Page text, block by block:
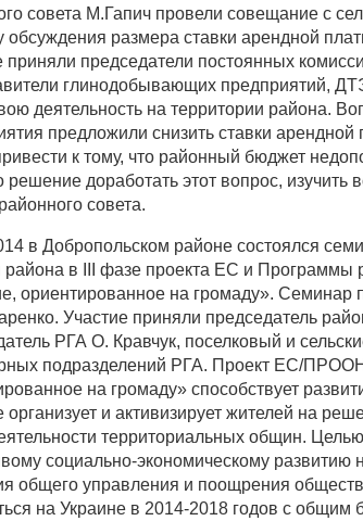
совета М.Гапич провели совещание с
обсуждения размера ставки арендной
приняли председатели постоянных
глинодобывающих предприятий,
деятельность на территории района.
предложили снизить ставки
к тому, что районный бюджет
решение доработать этот вопрос, изучить
совета.
в Добропольском районе состоялся
района в III фазе проекта ЕС и
ориентированное на громаду». Семинар
Участие приняли председатель
РГА О. Кравчук, поселковый и
подразделений РГА. Проект ЕС/
на громаду» способствует
организует и активизирует жителей на
территориальных общин.
социально-экономическому развитию
общего управления и поощрения
на Украине в 2014-2018 годов с